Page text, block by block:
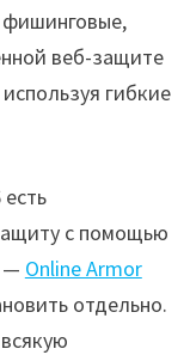
веб-защите
гибкие
с помощью
— Online Armor
отдельно.